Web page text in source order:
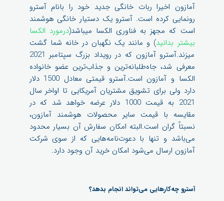
آمازون اخیرا ربات خانگی جدید خود را بانام آسترو
رونمایی کرده است. آسترو یک دستیار خانگی هوشمند
است که مجهز به فناوری الکسا میباشد(درمورد الکسا
بیشتر بدانید) و مانند یک نگهبان در خانه شما گشت
میزند.آسترو آمازون که در رویداد بزرگ سپتامبر 2021
معرفی شد، جاه‌طلبانه‌ترین و جذاب‌ترین عضو خانواده
الکسا و آمازون است.آسترو قیمتی معادل 1500 دلار
دارد ولی برای تشویق مشتریان آمریکایی تا اواخر سال
2021 به قیمت 1000 دلار عرضه خواهد شد که در
مقایسه با قیمت سایر محصولات هوشمند آمازون،
نسبتاً گران است.البته امکان سفارش آن بسیار محدود
می‌باشد و تنها با دعوت‌نامه‌هایی که از سوی شرکت
آمازون ارسال می‌شود امکان خرید آن وجود دارد.
آسترو چه‌کارهایی می‌تواند انجام بدهد؟